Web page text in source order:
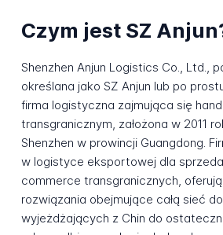
Czym jest SZ
Shenzhen Anjun Logistics Co., Ltd.,
określana jako SZ Anjun lub po
firma logistyczna zajmująca się
transgranicznym, założona w 2011
Shenzhen w prowincji Guangdong.
w logistyce eksportowej dla
commerce transgranicznych,
rozwiązania obejmujące całą sieć
wyjeżdżających z Chin do